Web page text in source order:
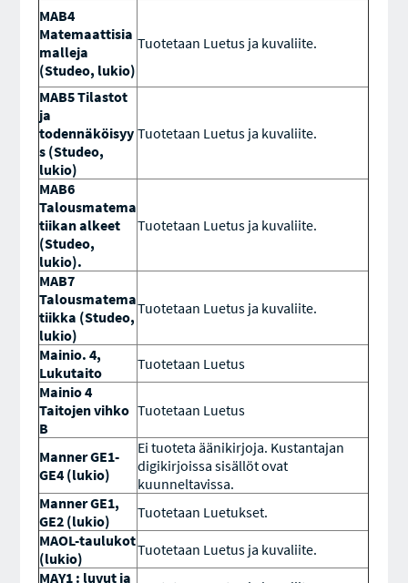
MAB4
Matemaattisia
malleja
(Studeo, lukio)
Tuotetaan Luetus ja kuvaliite.
MAB5 Tilastot
ja
todennäköisyy
s (Studeo,
lukio)
Tuotetaan Luetus ja kuvaliite.
MAB6
Talousmatema
tiikan alkeet
(Studeo,
lukio).
Tuotetaan Luetus ja kuvaliite.
MAB7
Talousmatema
tiikka (Studeo,
lukio)
Tuotetaan Luetus ja kuvaliite.
Mainio. 4,
Lukutaito
Tuotetaan Luetus
Mainio 4
Taitojen vihko
B
Tuotetaan Luetus
Manner GE1-
GE4 (lukio)
Ei tuoteta äänikirjoja. Kustantajan
digikirjoissa sisällöt ovat
kuunneltavissa.
Manner GE1,
GE2 (lukio)
Tuotetaan Luetukset.
MAOL-taulukot
(lukio)
Tuotetaan Luetus ja kuvaliite.
MAY1 : luvut ja